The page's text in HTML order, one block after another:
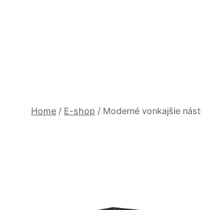
Home / E-shop / Moderné vonkajšie